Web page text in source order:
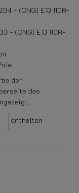
- (CNG) E13 110R-
- (CNG) E13 110R-
der
des
enthalten